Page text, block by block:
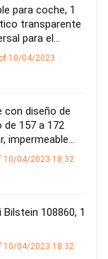
para coche, 1
transparente
para el…
10/04/2023
con diseño de
157 a 172
impermeable…
10/04/2023 18:32
108860, 1
10/04/2023 18:32